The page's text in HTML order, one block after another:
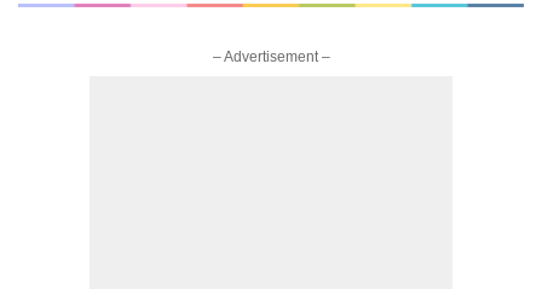
– Advertisement –